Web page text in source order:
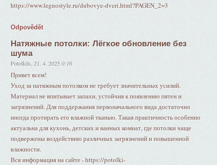
https://www.legnostyle.ru/dubovye-dveri.html?PAGEN_2=3
Odpovědět
Натяжные потолки: Лёгкое обновление без
шума
Potolkils ,21. 4. 2025 0:16
Привет всем!
Уход за натяжным потолком не требует значительных усилий.
Материал не впитывает запахи, устойчив к появлению пятен и
загрязнений. Для поддержания первоначального вида достаточно
иногда протирать его влажной тканью. Такая практичность особенно
актуальна для кухонь, детских и ванных комнат, где потолки чаще
подвержены воздействию различных загрязнений и повышенной
влажности.
Вся информация на сайте - https://potolki-